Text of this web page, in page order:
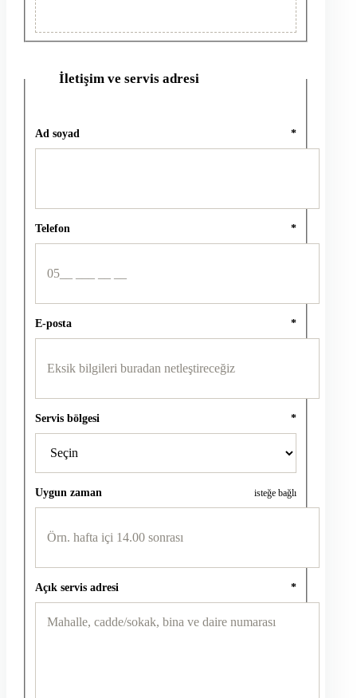
İletişim ve servis adresi
Ad soyad *
Telefon *
E-posta *
Servis bölgesi *
Uygun zaman isteğe bağlı
Açık servis adresi *